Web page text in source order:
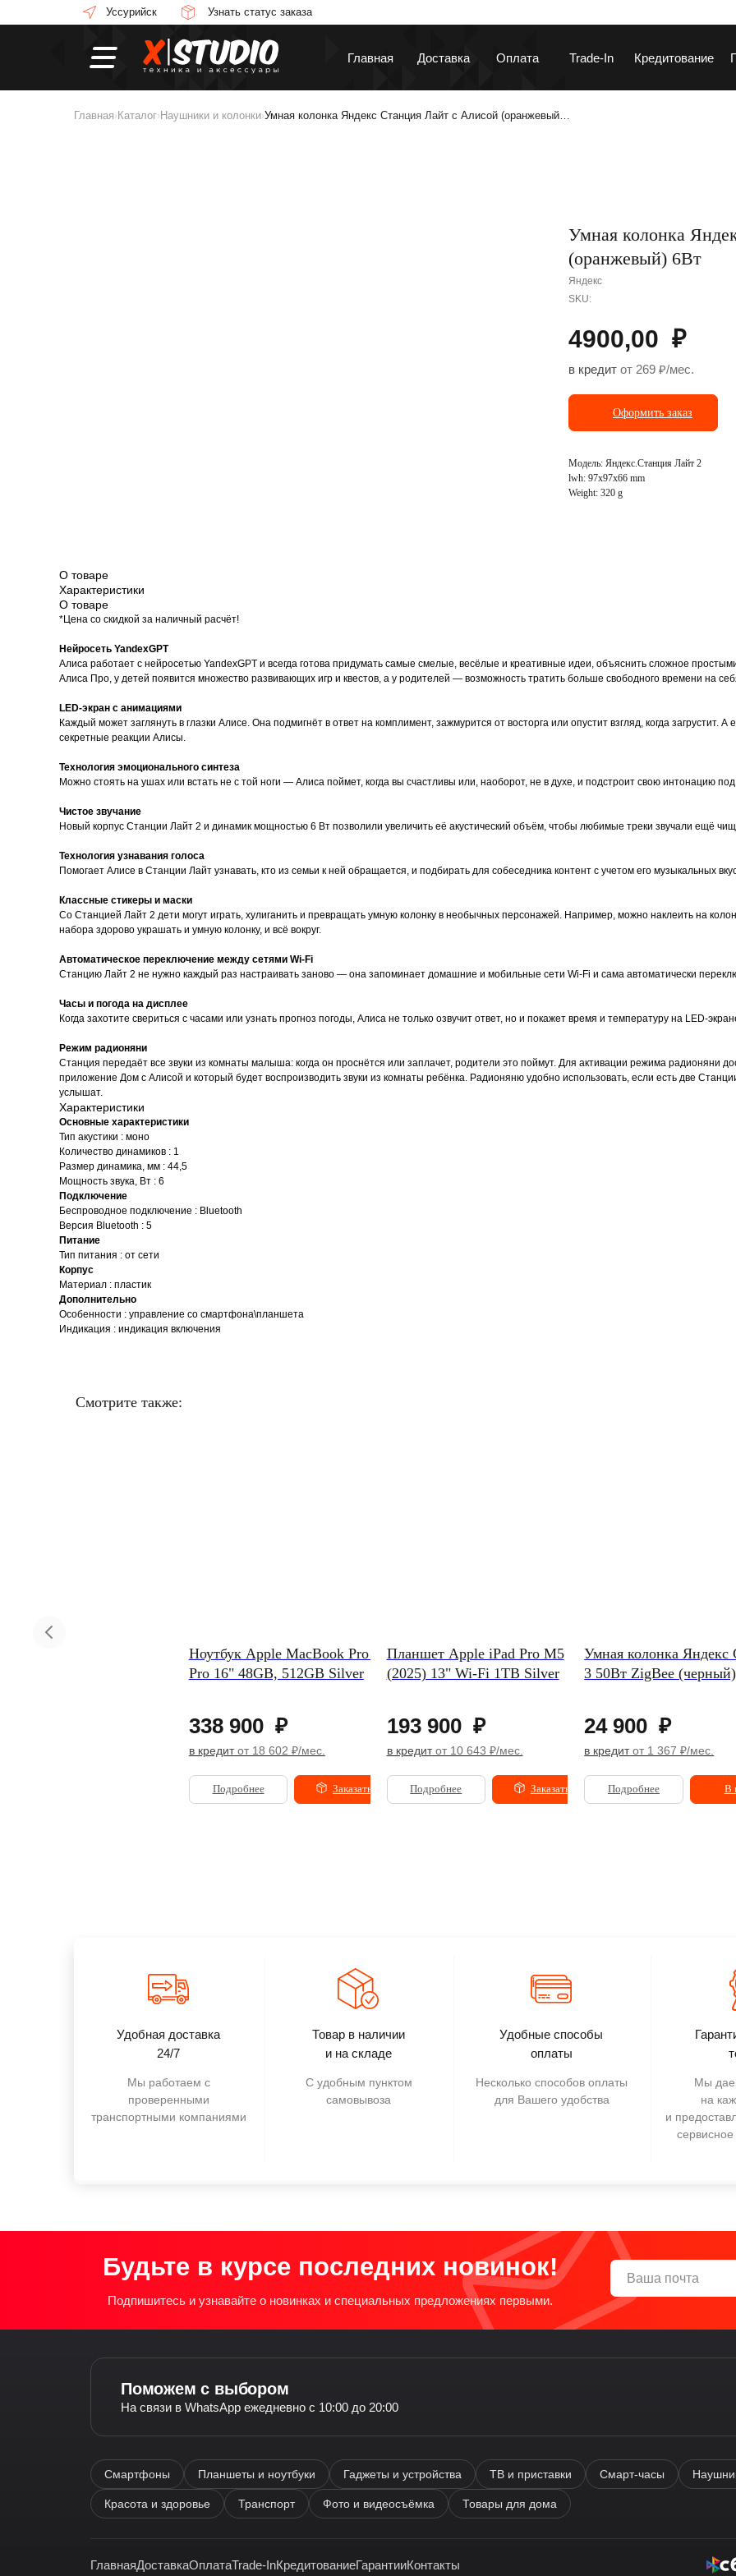
Главная Доставка Оплата Trade-In Кредитование
Узнать статус заказа
Уссурийск
Главная› Каталог› Наушники и колонки›Умная колонка Яндекс Станция Лайт с Алисой (оранжевый…
Умная колонка
(оранжевый) 6Вт
Яндекс
SKU:
4900,00 ₽
в кредит от 269 ₽/мес.
Оформить заказ
Модель: Яндекс.Станция Лайт 2
lwh: 97x97x66 mm
Weight: 320 g
О товаре
Характеристики
О товаре
*Цена со скидкой за наличный расчёт!
Нейросеть YandexGPT
Алиса работает с нейросетью YandexGPT и всегда готова придумать самые смелые, весёлые и креативные идеи, объяснить сложное
Алиса Про, у детей появится множество развивающих игр и квестов, а у родителей — возможность тратить больше свободного времени на
LED-экран с анимациями
Каждый может заглянуть в глазки Алисе. Она подмигнёт в ответ на комплимент, зажмурится от восторга или опустит взгляд, когда загрустит.
секретные реакции Алисы.
Технология эмоционального синтеза
Можно стоять на ушах или встать не с той ноги — Алиса поймет, когда вы счастливы или, наоборот, не в духе, и подстроит свою интонацию
Чистое звучание
Новый корпус Станции Лайт 2 и динамик мощностью 6 Вт позволили увеличить её акустический объём, чтобы любимые треки звучали ещё
Технология узнавания голоса
Помогает Алисе в Станции Лайт узнавать, кто из семьи к ней обращается, и подбирать для собеседника контент с учетом его музыкальных
Классные стикеры и маски
Со Станцией Лайт 2 дети могут играть, хулиганить и превращать умную колонку в необычных персонажей. Например, можно наклеить на
набора здорово украшать и умную колонку, и всё вокруг.
Автоматическое переключение между сетями Wi-Fi
Станцию Лайт 2 не нужно каждый раз настраивать заново — она запоминает домашние и мобильные сети Wi-Fi и сама автоматически
Часы и погода на дисплее
Когда захотите свериться с часами или узнать прогноз погоды, Алиса не только озвучит ответ, но и покажет время и температуру на LED-
Режим радионяни
Станция передаёт все звуки из комнаты малыша: когда он проснётся или заплачет, родители это поймут. Для активации режима радионяни
приложение Дом с Алисой и который будет воспроизводить звуки из комнаты ребёнка. Радионяню удобно использовать, если есть две
услышат.
Характеристики
Основные характеристики
Тип акустики : моно
Количество динамиков : 1
Размер динамика, мм : 44,5
Мощность звука, Вт : 6
Подключение
Беспроводное подключение : Bluetooth
Версия Bluetooth : 5
Питание
Тип питания : от сети
Корпус
Материал : пластик
Дополнительно
Особенности : управление со смартфона\планшета
Индикация : индикация включения
Смотрите также:
Prussian Blue/Rich Copper
Ноутбук Apple MacBook Pro M4
Pro 16" 48GB, 512GB Silver
338 900 ₽
в кредитот 18 602 ₽/мес.
Подробнее Заказать
Планшет Apple iPad Pro M5
(2025) 13" Wi-Fi 1TB Silver
193 900 ₽
в кредитот 10 643 ₽/мес.
Подробнее Заказать
Умная колонка Яндекс
3 50Вт ZigBee (черный)
24 900 ₽
в кредитот 1 367 ₽/мес.
Подробнее В
Удобная доставка
24/7
Товар в наличии
и на складе
Удобные способы
оплаты
Мы работаем с
проверенными
транспортными компаниями
С удобным пунктом
самовывоза
Несколько способов оплаты
для Вашего удобства
Мы
на
и
Будьте в курсе последних новинок!
Подпишитесь и узнавайте о новинках и специальных предложениях первыми.
Поможем с выбором
На связи в WhatsApp ежедневно с 10:00 до 20:00
Смартфоны Планшеты и ноутбуки Гаджеты и устройства ТВ и приставки Смарт-часы
Красота и здоровье Транспорт Фото и видеосъёмка Товары для дома
ГлавнаяДоставкаОплатаTrade-InКредитованиеГарантииКонтакты
Гаджеты и устройства
Фото и видеосъёмка